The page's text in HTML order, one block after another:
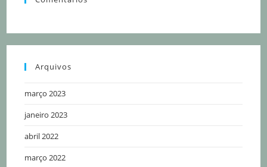
Arquivos
março 2023
janeiro 2023
abril 2022
março 2022